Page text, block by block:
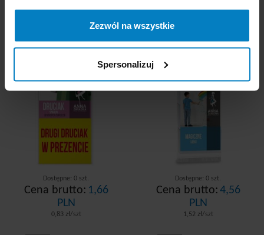
Zezwól na wszystkie
Spersonalizuj
spiralny do mocnych
Dostępne: 0 szt.
Cena brutto: 1,66
PLN
0,83 zł/szt
magiczne (gąbki) 3szt.
Dostępne: 0 szt.
Cena brutto: 4,56
PLN
1,52 zł/szt